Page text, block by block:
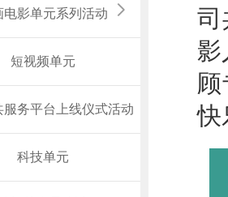
电影单元系列活动
短视频单元
服务平台上线仪式活动
科技单元
司
影
快